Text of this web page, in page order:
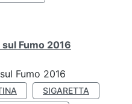
Fumo 2016
Fumo 2016
SIGARETTA